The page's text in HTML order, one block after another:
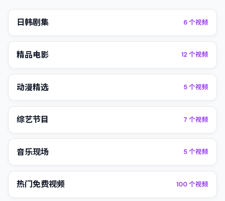
日韩剧集 6个视频
精品电影 12 个视频
动漫精选 5个视频
综艺节目 7 个视频
音乐现场 5个视频
热门免费视频 100个视频